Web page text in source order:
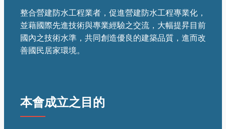
整合營建防水工程業者，促進營建防水工程專業化，
並藉國際先進技術與專業經驗之交流，大幅提昇目前
國內之技術水準，共同創造優良的建築品質，進而改
善國民居家環境。
本會成立之目的